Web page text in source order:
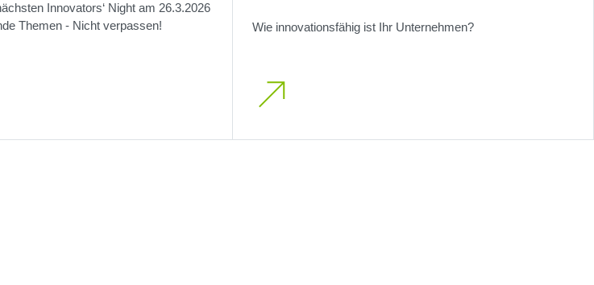
Innovators‘ Night am 26.3.2026
Themen - Nicht verpassen!
Wie innovationsfähig ist Ihr Unternehmen?